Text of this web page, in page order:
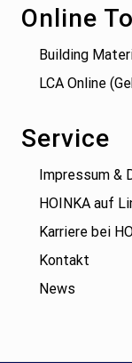
Online
Building
LCA Online
Service
Impressum &
HOINKA auf
Karriere bei
Kontakt
News